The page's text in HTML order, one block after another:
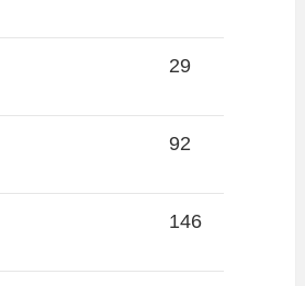
29
92
146